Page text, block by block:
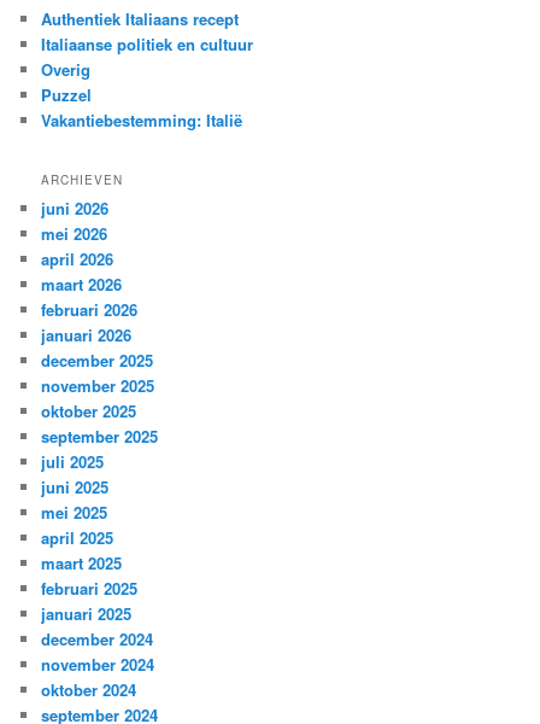
Authentiek Italiaans recept
Italiaanse politiek en cultuur
Overig
Puzzel
Vakantiebestemming: Italië
ARCHIEVEN
juni 2026
mei 2026
april 2026
maart 2026
februari 2026
januari 2026
december 2025
november 2025
oktober 2025
september 2025
juli 2025
juni 2025
mei 2025
april 2025
maart 2025
februari 2025
januari 2025
december 2024
november 2024
oktober 2024
september 2024